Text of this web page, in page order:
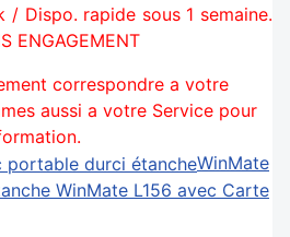
/ Dispo. rapide sous 1 semaine.
ENGAGEMENT
correspondre a votre
aussi a votre Service pour
WinMate
WinMate L156 avec Carte